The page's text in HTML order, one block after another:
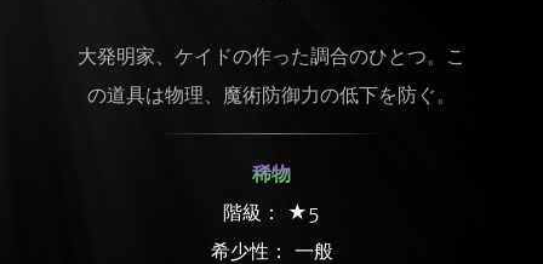
大発明家、ケイドの作った調合のひとつ。こ
の道具は物理、魔術防御力の低下を防ぐ。
稀物
階級： ★5
希少性： 一般